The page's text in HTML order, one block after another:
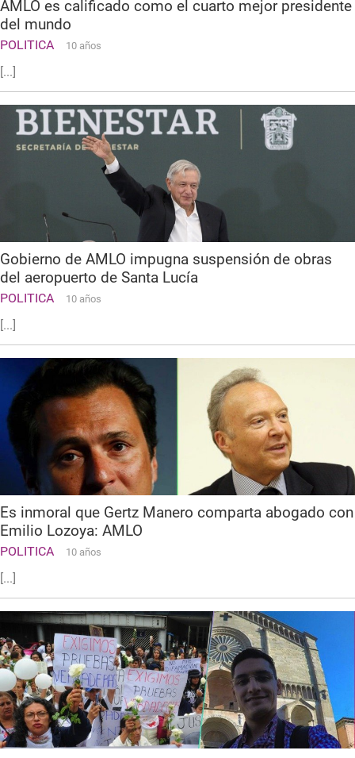
AMLO es calificado como el cuarto mejor presidente
del mundo
POLITICA 10 años
[...]
Gobierno de AMLO impugna suspensión de obras
del aeropuerto de Santa Lucía
POLITICA 10 años
[...]
Es inmoral que Gertz Manero comparta abogado con
Emilio Lozoya: AMLO
POLITICA 10 años
[...]